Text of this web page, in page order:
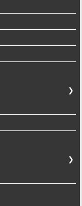
❯
❯